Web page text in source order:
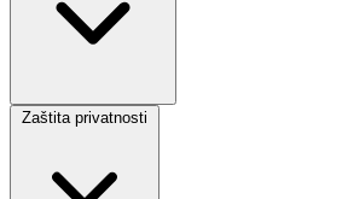
Zaštita privatnosti